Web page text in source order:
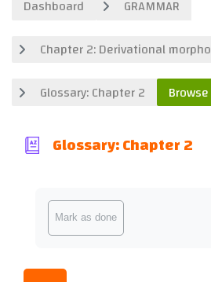
Dashboard
GRAMMAR
Chapter 2: Derivational
Glossary: Chapter 2
Glossary: Chapter 2
Completion requirements
Mark as done